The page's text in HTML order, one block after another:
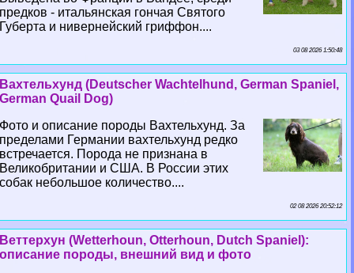
предков - итальянская гончая Святого
Губерта и нивернейский гриффон....
03 08 2026 1:50:48
Вахтельхунд (Deutscher Wachtelhund, German Spaniel,
German Quail Dog)
Фото и описание породы Вахтельхунд. За
пределами Германии вахтельхунд редко
встречается. Порода не признана в
Великобритании и США. В России этих
собак небольшое количество....
02 08 2026 20:52:12
Веттерхун (Wetterhoun, Otterhoun, Dutch Spaniel):
описание породы, внешний вид и фото